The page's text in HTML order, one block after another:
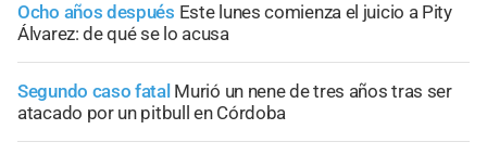
Ocho años después Este lunes comienza el juicio a Pity
Álvarez: de qué se lo acusa
Segundo caso fatal Murió un nene de tres años tras ser
atacado por un pitbull en Córdoba